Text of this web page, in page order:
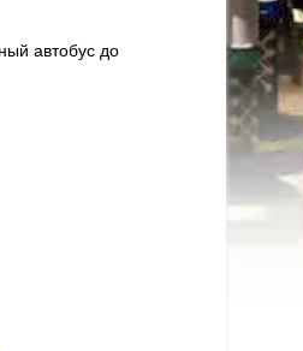
автобус до